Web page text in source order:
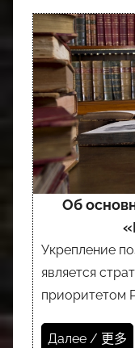
Об
Укрепление
является
приоритетом
Далее / 更多